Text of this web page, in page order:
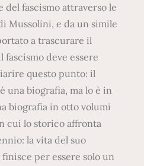
del fascismo attraverso le
Mussolini, e da un simile
a trascurare il
deve essere
questo punto: il
una biografia, ma lo è in
biografia in otto volumi
cui lo storico affronta
la vita del suo
per essere solo un